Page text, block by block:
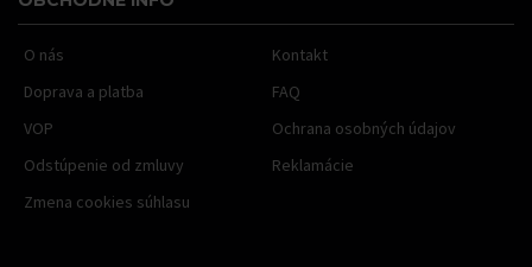
O nás
Kontakt
Doprava a platba
FAQ
VOP
Ochrana osobných údajov
Odstúpenie od zmluvy
Reklamácie
Zmena cookies súhlasu